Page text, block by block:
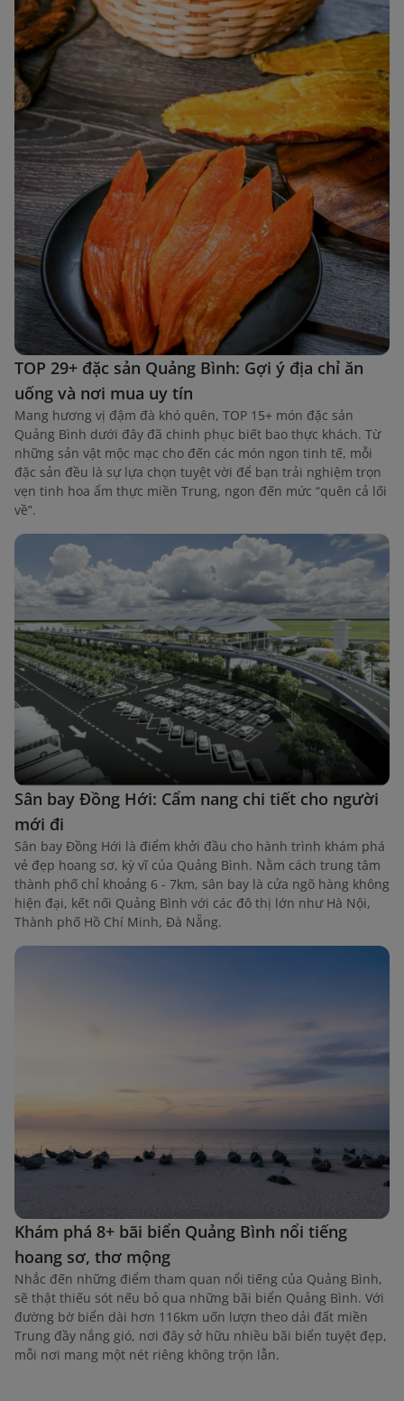
TOP 29+ đặc sản Quảng Bình: Gợi ý địa chỉ ăn
uống và nơi mua uy tín
Mang hương vị đậm đà khó quên, TOP 15+ món đặc sản
Quảng Bình dưới đây đã chinh phục biết bao thực khách. Từ
những sản vật mộc mạc cho đến các món ngon tinh tế, mỗi
đặc sản đều là sự lựa chọn tuyệt vời để bạn trải nghiệm trọn
vẹn tinh hoa ẩm thực miền Trung, ngon đến mức “quên cả lối
về”.
Sân bay Đồng Hới: Cẩm nang chi tiết cho người
mới đi
Sân bay Đồng Hới là điểm khởi đầu cho hành trình khám phá
vẻ đẹp hoang sơ, kỳ vĩ của Quảng Bình. Nằm cách trung tâm
thành phố chỉ khoảng 6 - 7km, sân bay là cửa ngõ hàng không
hiện đại, kết nối Quảng Bình với các đô thị lớn như Hà Nội,
Thành phố Hồ Chí Minh, Đà Nẵng.
Khám phá 8+ bãi biển Quảng Bình nổi tiếng
hoang sơ, thơ mộng
Nhắc đến những điểm tham quan nổi tiếng của Quảng Bình,
sẽ thật thiếu sót nếu bỏ qua những bãi biển Quảng Bình. Với
đường bờ biển dài hơn 116km uốn lượn theo dải đất miền
Trung đầy nắng gió, nơi đây sở hữu nhiều bãi biển tuyệt đẹp,
mỗi nơi mang một nét riêng không trộn lẫn.